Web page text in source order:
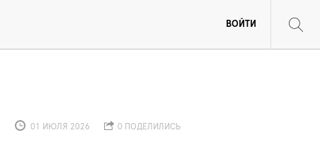
ВОЙТИ
01 ИЮЛЯ 2026 0 ПОДЕЛИЛИСЬ